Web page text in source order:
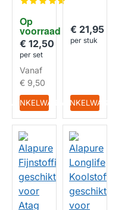
HUISMERK
Op
voorraad
ffilter
kt voor
ATAG
ACC92
0 /
880232
81 /
724359
€ 12,50
per set
Vanaf
€ 9,50
IN WINKELWAGEN
€ 21,95
per stuk
IN WINKELWAGEN